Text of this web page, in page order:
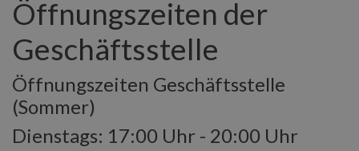
Öffnungszeiten der
Geschäftsstelle
Öffnungszeiten Geschäftsstelle
(Sommer)
Dienstags: 17:00 Uhr - 20:00 Uhr